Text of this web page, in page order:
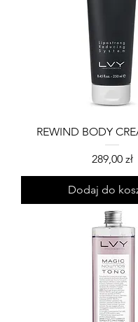
REWIND BODY
Cena
289,00 zł
Dodaj do